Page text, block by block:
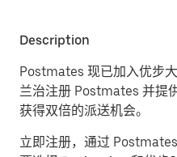
Description
Postmates 现已加入优步
兰治注册 Postmates 并提
获得双倍的派送机会。
立即注册，通过